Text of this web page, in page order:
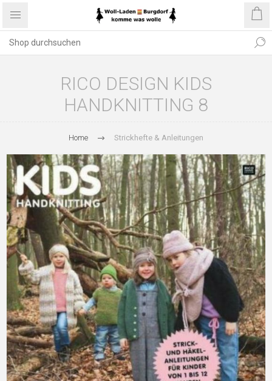
RICO DESIGN KIDS
HANDKNITTING 8
Home Strickhefte & Anleitungen